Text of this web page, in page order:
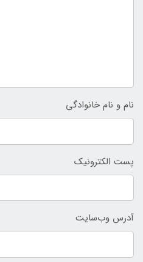
نام و نام خانوادگی
پست الکترونیک
آدرس وب‌سایت